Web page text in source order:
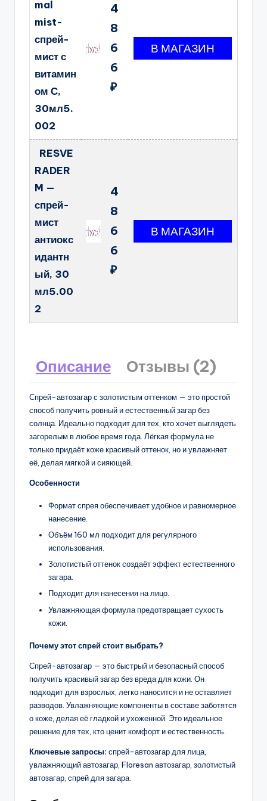
mal
mist-
спрей-
мист с
витамин
ом С,
30мл5.
002
4
8
6
6
₽
RESVE
RADER
M —
спрей-
мист
антиокс
идантн
ый, 30
мл5.00
2
4
8
6
6
₽
Описание Отзывы (2)
Спрей-автозагар с золотистым оттенком — это простой
способ получить ровный и естественный загар без
солнца. Идеально подходит для тех, кто хочет выглядеть
загорелым в любое время года. Лёгкая формула не
только придаёт коже красивый оттенок, но и увлажняет
её, делая мягкой и сияющей.
Особенности
Формат спрея обеспечивает удобное и равномерное
нанесение.
Объём 160 мл подходит для регулярного
использования.
Золотистый оттенок создаёт эффект естественного
загара.
Подходит для нанесения на лицо.
Увлажняющая формула предотвращает сухость
кожи.
Почему этот спрей стоит выбрать?
Спрей-автозагар — это быстрый и безопасный способ
получить красивый загар без вреда для кожи. Он
подходит для взрослых, легко наносится и не оставляет
разводов. Увлажняющие компоненты в составе заботятся
о коже, делая её гладкой и ухоженной. Это идеальное
решение для тех, кто ценит комфорт и естественность.
Ключевые запросы: спрей-автозагар для лица,
увлажняющий автозагар, Floresan автозагар, золотистый
автозагар, спрей для загара.